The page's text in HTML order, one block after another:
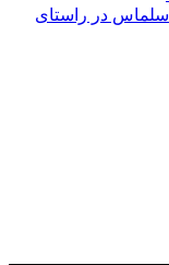
سلماس در راستای